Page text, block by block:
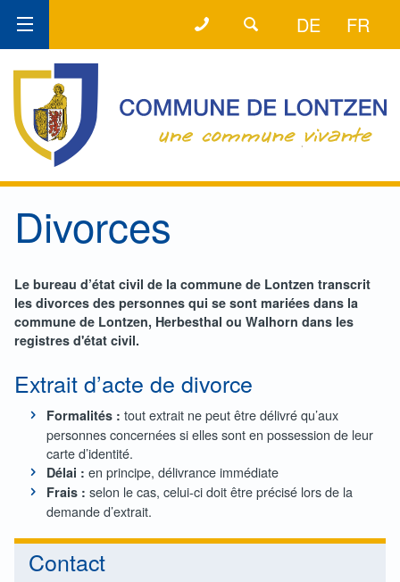
FR
DE
LA LIGNE DIRECTE +32 (0) 87 89 80 64
Divorces
Le bureau d’état civil de la commune de Lontzen transcrit
les divorces des personnes qui se sont mariées dans la
commune de Lontzen, Herbesthal ou Walhorn dans les
registres d'état civil.
Extrait d’acte de divorce
Formalités : tout extrait ne peut être délivré qu’aux
personnes concernées si elles sont en possession de leur
carte d’identité.
Délai : en principe, délivrance immédiate
Frais : selon le cas, celui-ci doit être précisé lors de la
demande d’extrait.
Contact